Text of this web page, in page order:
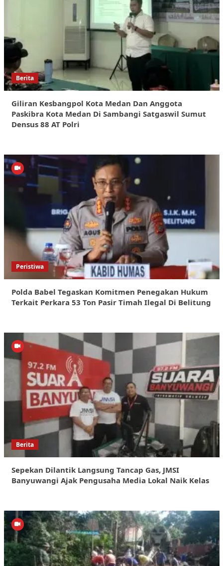
Berita
Giliran Kesbangpol Kota Medan Dan Anggota
Paskibra Kota Medan Di Sambangi Satgaswil Sumut
Densus 88 AT Polri
Peristiwa
Polda Babel Tegaskan Komitmen Penegakan Hukum
Terkait Perkara 53 Ton Pasir Timah Ilegal Di Belitung
Berita
Sepekan Dilantik Langsung Tancap Gas, JMSI
Banyuwangi Ajak Pengusaha Media Lokal Naik Kelas